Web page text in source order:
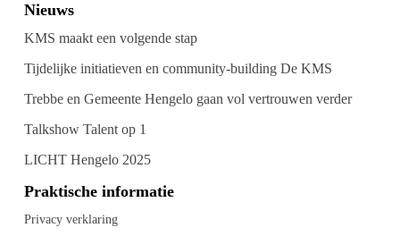
Nieuws
KMS maakt een volgende stap
Tijdelijke initiatieven en community-building De KMS
Trebbe en Gemeente Hengelo gaan vol vertrouwen verder
Talkshow Talent op 1
LICHT Hengelo 2025
Praktische informatie
Privacy verklaring